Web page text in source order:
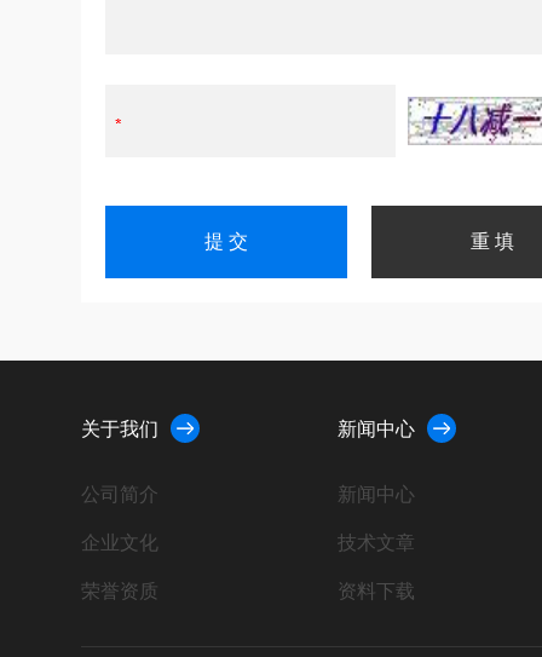
关于我们
公司简介
企业文化
荣誉资质
新闻中心
新闻中心
技术文章
资料下载